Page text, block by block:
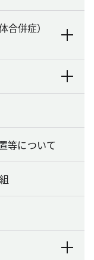
合併症）
等について